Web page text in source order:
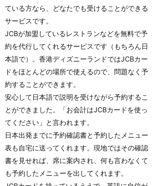
ている方なら、どなたでも受けることができる
サービスです。
JCBが加盟しているレストランなどを無料で予
約を代行してくれるサービスです（もちろん日
本語で）。香港ディズニーランドではJCBカー
ドをほとんどの場所で使えるので、問題なく予
約することができます。
安心して日本語で説明を受けながら予約するこ
とができました。「お会計はJCBカードを使っ
てください」と言われます。
日本出発までに予約確認書と予約したメニュー
表も自宅に送ってくれます。現地ではその確認
書を見せれば、席に案内され、何も言わなくて
も予約したメニューを出してくれます。